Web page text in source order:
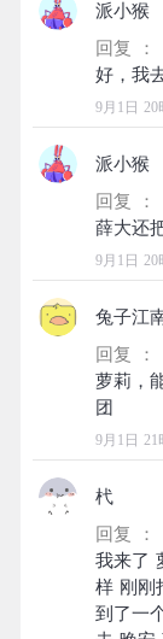
派小猴
回复 ：
9月1日 20
派小猴
回复 ：
9月1日 20
兔子江
回复 ：
萝莉，
9月1日 21
杙
回复 ：
我来了
样 刚刚
到了一